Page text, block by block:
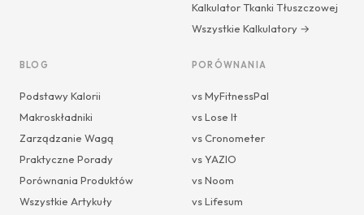
Kalkulator Tkanki Tłuszczowej
Wszystkie Kalkulatory →
BLOG
Podstawy Kalorii
Makroskładniki
Zarządzanie Wagą
Praktyczne Porady
Porównania Produktów
Wszystkie Artykuły
PORÓWNANIA
vs MyFitnessPal
vs Lose It
vs Cronometer
vs YAZIO
vs Noom
vs Lifesum